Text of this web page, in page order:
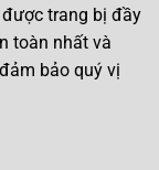
trang bị đầy
toàn nhất và
bảo quý vị